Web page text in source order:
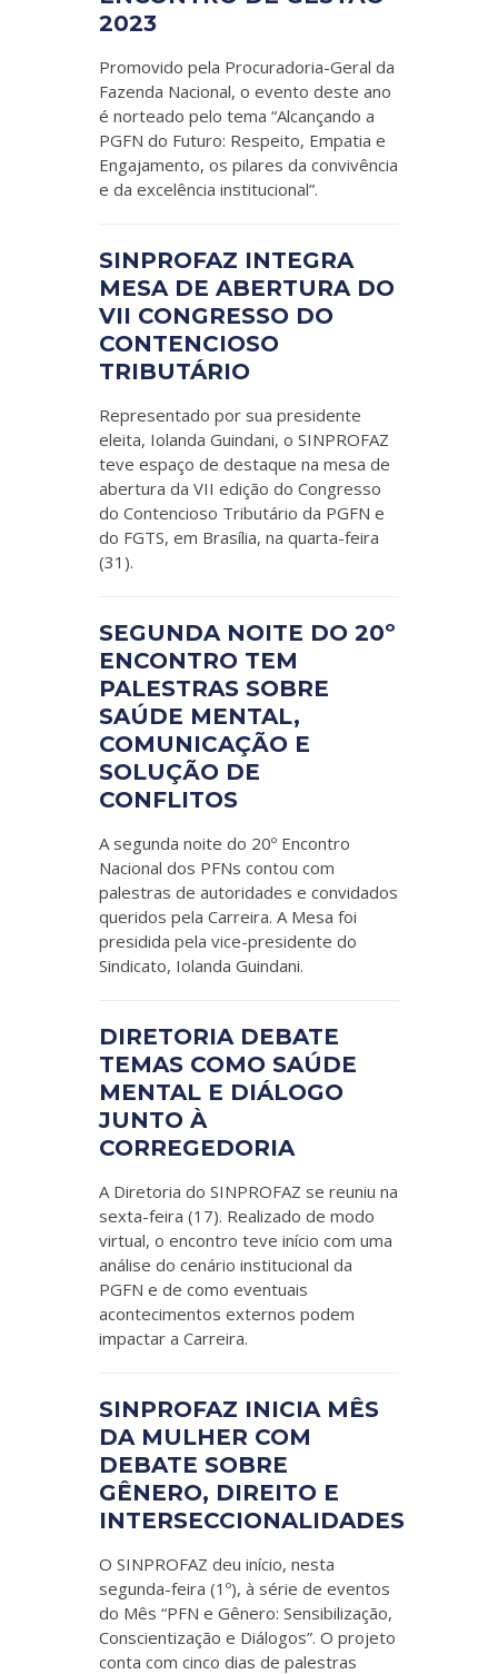
2023
Promovido pela Procuradoria-Geral da
Fazenda Nacional, o evento deste ano
é norteado pelo tema “Alcançando a
PGFN do Futuro: Respeito, Empatia e
Engajamento, os pilares da convivência
e da excelência institucional”.
SINPROFAZ INTEGRA
MESA DE ABERTURA DO
VII CONGRESSO DO
CONTENCIOSO
TRIBUTÁRIO
Representado por sua presidente
eleita, Iolanda Guindani, o SINPROFAZ
teve espaço de destaque na mesa de
abertura da VII edição do Congresso
do Contencioso Tributário da PGFN e
do FGTS, em Brasília, na quarta-feira
(31).
SEGUNDA NOITE DO 20º
ENCONTRO TEM
PALESTRAS SOBRE
SAÚDE MENTAL,
COMUNICAÇÃO E
SOLUÇÃO DE
CONFLITOS
A segunda noite do 20º Encontro
Nacional dos PFNs contou com
palestras de autoridades e convidados
queridos pela Carreira. A Mesa foi
presidida pela vice-presidente do
Sindicato, Iolanda Guindani.
DIRETORIA DEBATE
TEMAS COMO SAÚDE
MENTAL E DIÁLOGO
JUNTO À
CORREGEDORIA
A Diretoria do SINPROFAZ se reuniu na
sexta-feira (17). Realizado de modo
virtual, o encontro teve início com uma
análise do cenário institucional da
PGFN e de como eventuais
acontecimentos externos podem
impactar a Carreira.
SINPROFAZ INICIA MÊS
DA MULHER COM
DEBATE SOBRE
GÊNERO, DIREITO E
INTERSECCIONALIDADES
O SINPROFAZ deu início, nesta
segunda-feira (1º), à série de eventos
do Mês “PFN e Gênero: Sensibilização,
Conscientização e Diálogos”. O projeto
conta com cinco dias de palestras